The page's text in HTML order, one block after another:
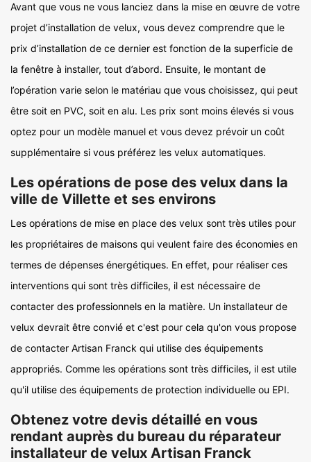
Avant que vous ne vous lanciez dans la mise en œuvre de votre
projet d’installation de velux, vous devez comprendre que le
prix d’installation de ce dernier est fonction de la superficie de
la fenêtre à installer, tout d’abord. Ensuite, le montant de
l’opération varie selon le matériau que vous choisissez, qui peut
être soit en PVC, soit en alu. Les prix sont moins élevés si vous
optez pour un modèle manuel et vous devez prévoir un coût
supplémentaire si vous préférez les velux automatiques.
Les opérations de pose des velux dans la
ville de Villette et ses environs
Les opérations de mise en place des velux sont très utiles pour
les propriétaires de maisons qui veulent faire des économies en
termes de dépenses énergétiques. En effet, pour réaliser ces
interventions qui sont très difficiles, il est nécessaire de
contacter des professionnels en la matière. Un installateur de
velux devrait être convié et c'est pour cela qu'on vous propose
de contacter Artisan Franck qui utilise des équipements
appropriés. Comme les opérations sont très difficiles, il est utile
qu'il utilise des équipements de protection individuelle ou EPI.
Obtenez votre devis détaillé en vous
rendant auprès du bureau du réparateur
installateur de velux Artisan Franck